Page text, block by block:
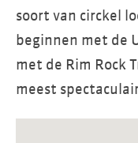
soort van circkel
beginnen met de
met de Rim Rock
meest